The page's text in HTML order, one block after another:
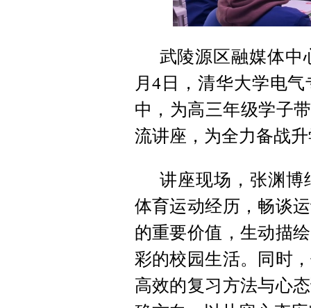
武陵源区融媒体中
月4日，清华大学电
中，为高三年级学子
流讲座，为全力备战
讲座现场，张渊博
体育运动经历，畅谈
的重要价值，生动描
彩的校园生活。同时
高效的复习方法与心